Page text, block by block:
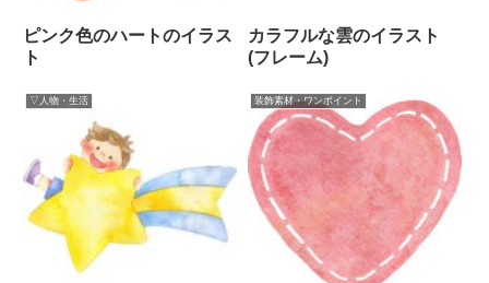
ピンク色のハートのイラス
ト
カラフルな雲のイラスト
(フレーム)
▽人物・生活 装飾素材・ワンポイント